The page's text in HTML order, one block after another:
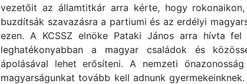
vezetőit az államtitkár arra kérte, hogy
buzdítsák szavazásra a partiumi és az erdélyi
ezen. A KCSSZ elnöke Pataki János arra hívta
leghatékonyabban a magyar családok és
ápolásával lehet erősíteni. A nemzeti
magyarságunkat tovább kell adnunk